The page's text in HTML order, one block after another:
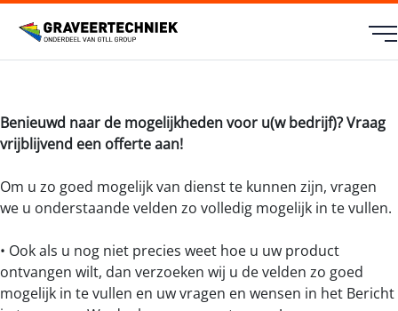
Benieuwd naar de mogelijkheden voor u(w bedrijf)? Vraag
vrijblijvend een offerte aan!
Om u zo goed mogelijk van dienst te kunnen zijn, vragen
we u onderstaande velden zo volledig mogelijk in te vullen.
• Ook als u nog niet precies weet hoe u uw product
ontvangen wilt, dan verzoeken wij u de velden zo goed
mogelijk in te vullen en uw vragen en wensen in het Bericht